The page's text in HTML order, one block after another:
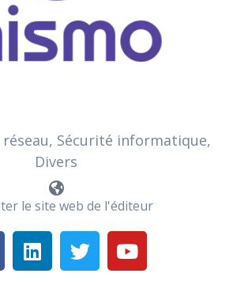
Sécurité informatique,
Divers
le site web de l'éditeur